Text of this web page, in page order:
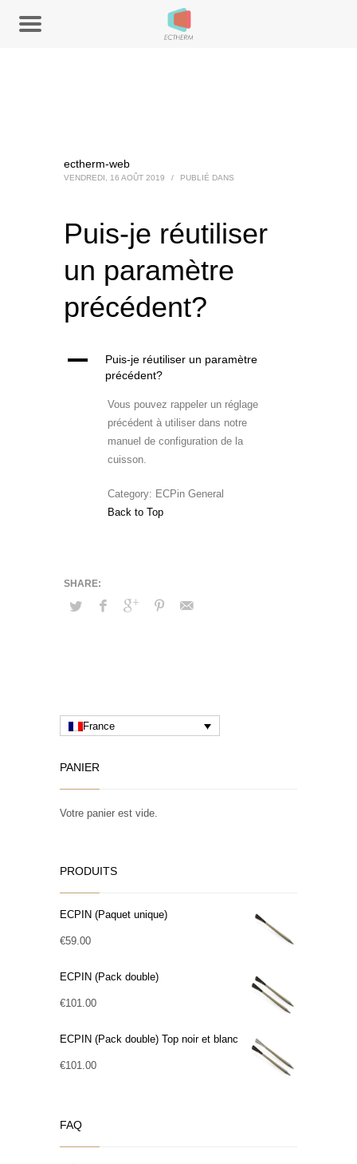
ectherm-web
VENDREDI, 16 AOÛT 2019 / PUBLIÉ DANS
Puis-je réutiliser
un paramètre
précédent?
A
Puis-je réutiliser un paramètre
précédent?
Vous pouvez rappeler un réglage
précédent à utiliser dans notre
manuel de configuration de la
cuisson.
Category: ECPin General
Back to Top
France
PANIER
Votre panier est vide.
PRODUITS
ECPIN (Paquet unique)
€59.00
ECPIN (Pack double)
€101.00
ECPIN (Pack double) Top noir et blanc
€101.00
FAQ